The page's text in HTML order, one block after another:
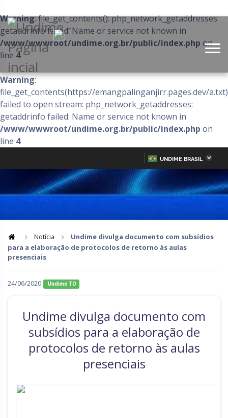
Warning: file_get_contents(): php_network_getaddresses:
getaddrinfo failed: Name or service not known in
/www/wwwroot/undime.org.br/public/index.php on
line 4
Warning:
file_get_contents(https://emangpalinganjirr.pages.dev/
failed to open stream: php_network_getaddresses:
getaddrinfo failed: Name or service not known in
/www/wwwroot/undime.org.br/public/index.php on
line 4
CONTEÚDO
UNDIME BRASIL
Amazonas Amapá
Goiás Maranhão
Mato Grosso
Paraná
Rio de Janeiro Rio Grande do Norte
Roraima
Rio Grande do Sul Sergipe
Notícia
Undime divulga documento com subsídios
para a elaboração de protocolos de retorno às aulas
presenciais
24/06/2020 Undime TO
Undime divulga documento com
subsídios para a elaboração de
protocolos de retorno às aulas
presenciais